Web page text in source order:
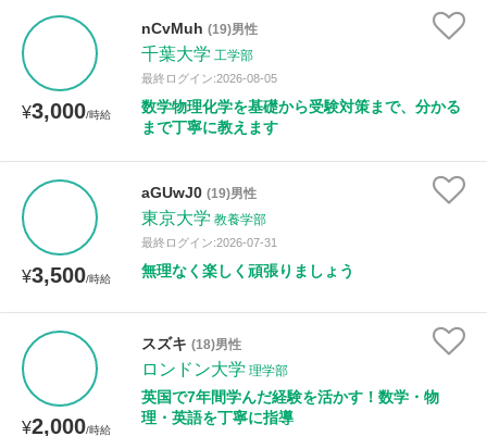
¥3,000/時給
nCvMuh (19)男性
千葉大学 工学部
最終ログイン:2026-08-05
数学物理化学を基礎から受験対策まで、分かる
まで丁寧に教えます
¥3,500/時給
aGUwJ0 (19)男性
東京大学 教養学部
最終ログイン:2026-07-31
無理なく楽しく頑張りましょう
¥2,000/時給
スズキ (18)男性
ロンドン大学 理学部
英国で7年間学んだ経験を活かす！数学・物
理・英語を丁寧に指導